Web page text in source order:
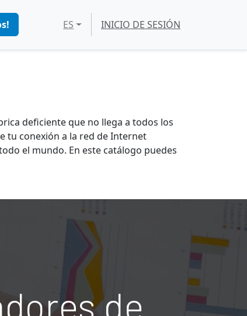
ES INICIO DE SESIÓN
deficiente que no llega a todos los
tu conexión a la red de Internet
el mundo. En este catálogo puedes
de